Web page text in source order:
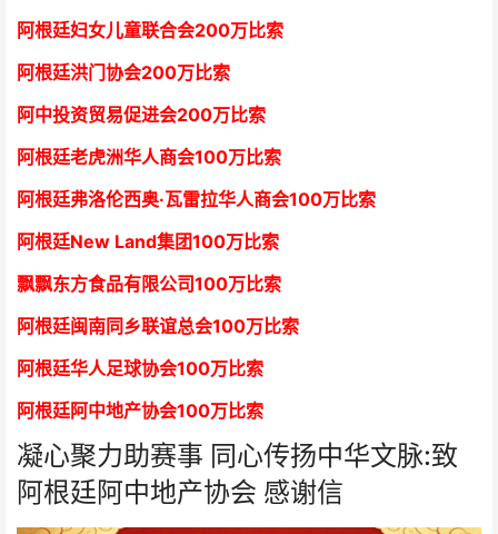
阿根廷妇女儿童联合会200万比索
阿根廷洪门协会200万比索
阿中投资贸易促进会200万比索
阿根廷老虎洲华人商会100万比索
阿根廷弗洛伦西奥·瓦雷拉华人商会100万比索
阿根廷New Land集团100万比索
飘飘东方食品有限公司100万比索
阿根廷闽南同乡联谊总会100万比索
阿根廷华人足球协会100万比索
阿根廷阿中地产协会100万比索
凝心聚力助赛事 同心传扬中华文脉:致
阿根廷阿中地产协会 感谢信